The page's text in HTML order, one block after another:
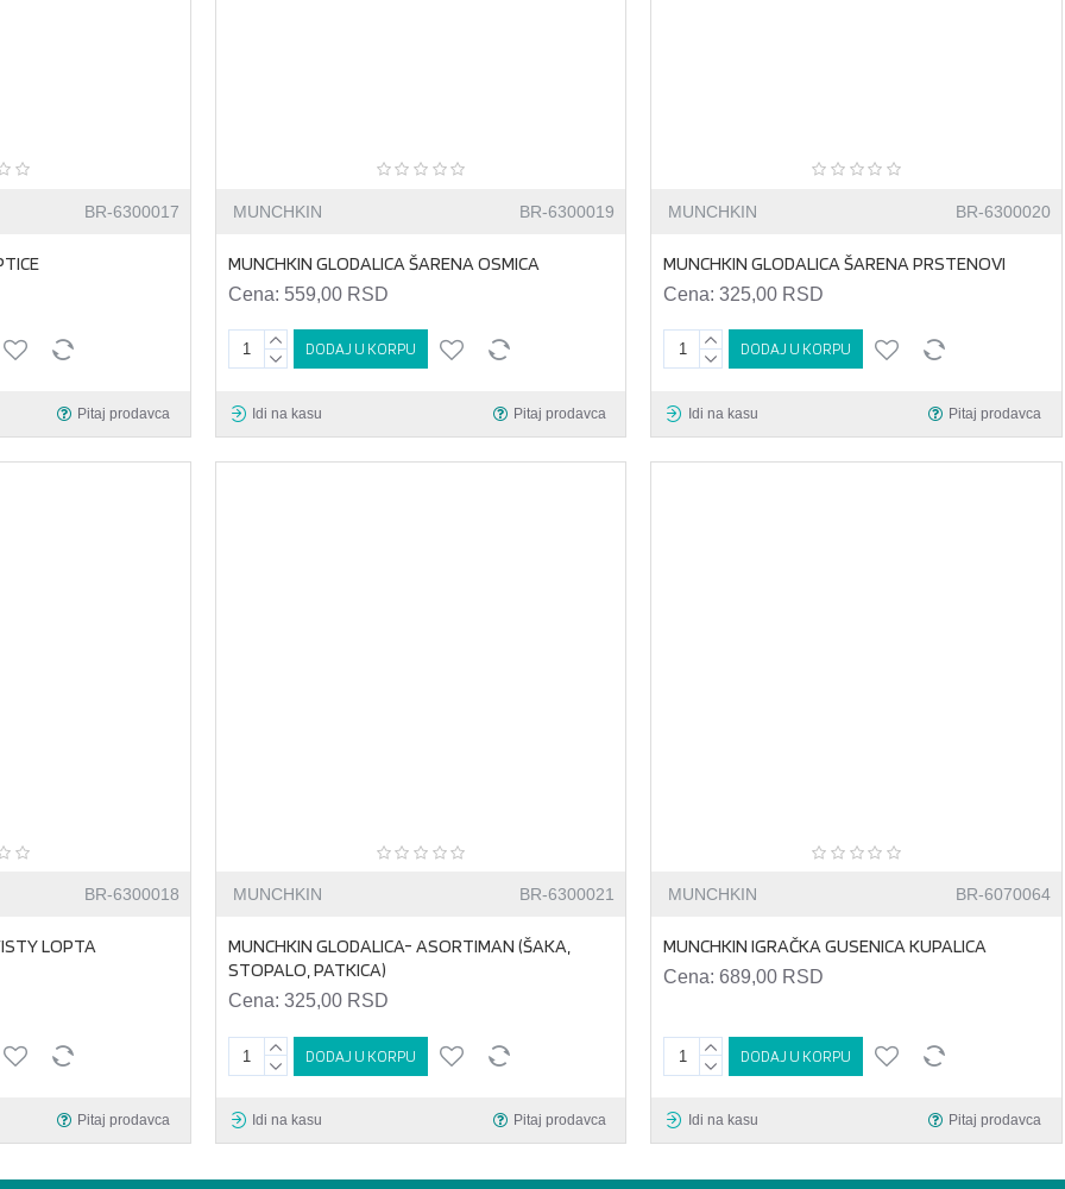
BR-6300017
Pitaj prodavca
MUNCHKIN BR-6300019
MUNCHKIN GLODALICA ŠARENA OSMICA
Cena: 559,00 RSD
DODAJ U KORPU
Idi na kasu Pitaj prodavca
MUNCHKIN BR-6300020
MUNCHKIN GLODALICA ŠARENA PRSTENOVI
Cena:325,00 RSD
DODAJ U KORPU
Idi na kasu Pitaj prodavca
BR-6300018
LOPTA
Pitaj prodavca
MUNCHKIN BR-6300021
MUNCHKIN GLODALICA- ASORTIMAN (ŠAKA,
STOPALO, PATKICA)
Cena: 325,00 RSD
DODAJ U KORPU
Idi na kasu Pitaj prodavca
MUNCHKIN BR-6070064
MUNCHKIN IGRAČKA GUSENICA KUPALICA
Cena:689,00 RSD
DODAJ U KORPU
Idi na kasu Pitaj prodavca